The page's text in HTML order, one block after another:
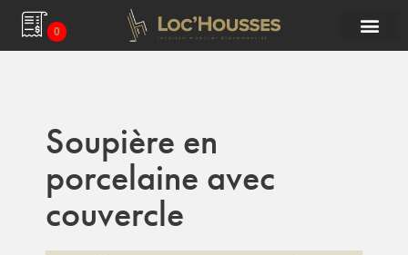
0
Soupière en
porcelaine avec
couvercle